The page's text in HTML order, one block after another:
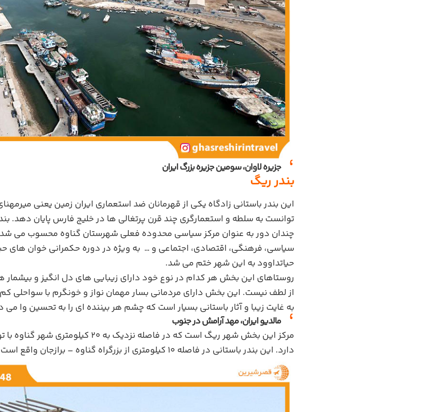
جزیره لاوان، سومین جزیره بزرگ ایران
بندر ریگ
این بندر باستانی زادگاه یکی از قهرمانان ضد استعماری ایران زمین یعنی
توانست به سلطه و استعمارگری چند قرن پرتغالی ها در خلیج فارس پایان دهد.
چندان دور به عنوان مرکز سیاسی محدوده فعلی شهرستان گناوه محسوب می
سیاسی، فرهنگی، اقتصادی، اجتماعی و … به ویژه در دوره حکمرانی خوان های
حیاتداوود به این شهر ختم می شد.
روستاهای این بخش هر کدام در نوع خود دارای زیبایی های دل انگیز و بیشمار
از لطف نیست. این بخش دارای مردمانی بسار مهمان نواز و خونگرم با سواحلی
به غایت زیبا و آثار باستانی بسیار است که چشم هر بیننده ای را به تحسین وا می
مالدیو ایران، مهد آرامش در جنوب
مرکز این بخش شهر ریگ است که در فاصله نزدیک به
دارد. این بندر باستانی در فاصله 10 کیلومتری از بزرگراه گناوه – برازجان واقع است.